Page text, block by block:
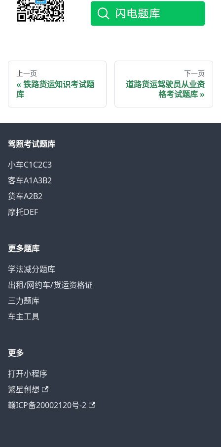
上一页
铁路货运知识考试题
库
下一页
道路货运驾驶员从业资
格考试题库
驾照考试题库
小车C1C2C3
客车A1A3B2
货车A2B2
摩托DEF
更多题库
学法减分题库
出租/网约车/货运资格证
三力题库
车主工具
更多
打开小程序
繁星创想
赣ICP备20002120号-2